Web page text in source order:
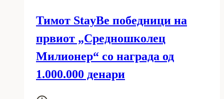
Тимот StayBe победници на
првиот „Средношколец
Милионер“ со награда од
1.000.000 денари